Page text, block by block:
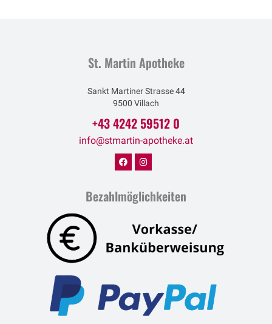
St. Martin Apotheke
Sankt Martiner Strasse 44
9500 Villach
+43 4242 59512 0
info@stmartin-apotheke.at
Bezahlmöglichkeiten